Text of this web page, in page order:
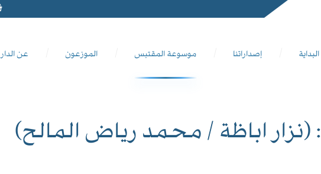
البداية إصداراتنا موسوعة المقتبس الموزعون عن الدار
: (نزار اباظة / محمد رياض المالح)